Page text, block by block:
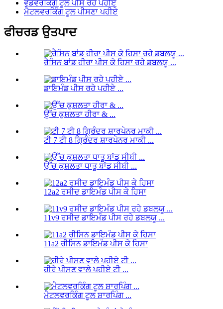
ਵੁਡਵਰਕਿੰਗ ਟੂਲ ਪੀਸ ਰਹੇ ਪਹੀਏ
ਮੈਟਲਵਰਕਿੰਗ ਟੂਲ ਪੀਸਣਾ ਪਹੀਏ
ਫੀਚਰਡ ਉਤਪਾਦ
ਰੈਸਿਨ ਬਾਂਡ ਹੀਰਾ ਪੀਸ ਕੇ ਹਿਸਾ ਰਹੇ ਡਬਲਯੂ ...
ਡਾਇਮੰਡ ਪੀਸ ਰਹੇ ਪਹੀਏ ...
ਉੱਚ ਕੁਸ਼ਲਤਾ ਹੀਰਾ & ...
ਟੀ 7 ਟੀ 8 ਗ੍ਰਿੰਦਰ ਸ਼ਾਰਪੇਨਰ ਮਾਕੀ ...
ਉੱਚ ਕੁਸ਼ਲਤਾ ਧਾਤੂ ਬਾਂਡ ਸੀਬੀ ...
12a2 ਰਸੀਦ ਡਾਇਮੰਡ ਪੀਸ ਕੇ ਹਿਸਾ
11v9 ਰਸੀਦ ਡਾਇਮੰਡ ਪੀਸ ਰਹੇ ਡਬਲਯੂ ...
11a2 ਰੀਸਿਨ ਡਾਇਮੰਡ ਪੀਸ ਕੇ ਹਿਸਾ
ਹੀਰੇ ਪੀਸਣ ਵਾਲੇ ਪਹੀਏ ਟੀ ...
ਮੈਟਲਵਰਕਿੰਗ ਟੂਲ ਸ਼ਾਰਪਿੰਗ ...